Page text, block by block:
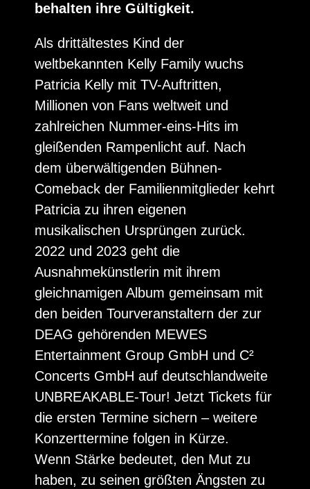
behalten ihre Gültigkeit.
Als drittältestes Kind der
weltbekannten Kelly Family wuchs
Patricia Kelly mit TV-Auftritten,
Millionen von Fans weltweit und
zahlreichen Nummer-eins-Hits im
gleißenden Rampenlicht auf. Nach
dem überwältigenden Bühnen-
Comeback der Familienmitglieder kehrt
Patricia zu ihren eigenen
musikalischen Ursprüngen zurück.
2022 und 2023 geht die
Ausnahmekünstlerin mit ihrem
gleichnamigen Album gemeinsam mit
den beiden Tourveranstaltern der zur
DEAG gehörenden MEWES
Entertainment Group GmbH und C²
Concerts GmbH auf deutschlandweite
UNBREAKABLE-Tour! Jetzt Tickets für
die ersten Termine sichern – weitere
Konzerttermine folgen in Kürze.
Wenn Stärke bedeutet, den Mut zu
haben, zu seinen größten Ängsten zu